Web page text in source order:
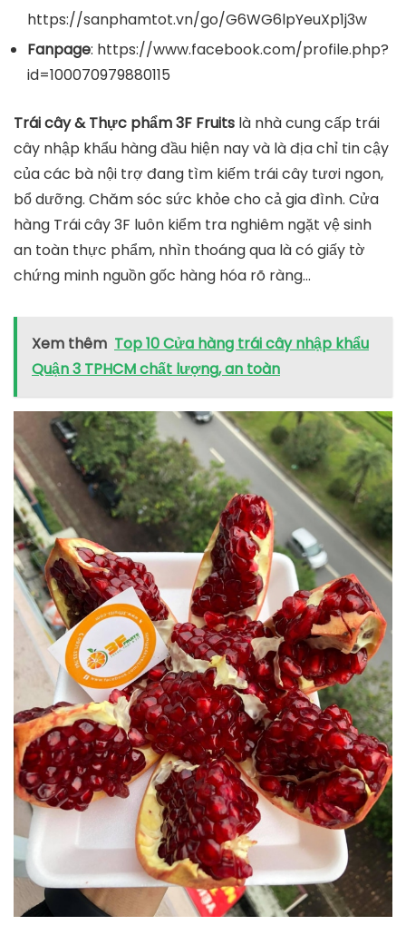
https://sanphamtot.vn/go/G6WG6lpYeuXp1j3w
Fanpage: https://www.facebook.com/profile.php?
id=100070979880115
Trái cây & Thực phẩm 3F Fruits là nhà cung cấp trái
cây nhập khẩu hàng đầu hiện nay và là địa chỉ tin cậy
của các bà nội trợ đang tìm kiếm trái cây tươi ngon,
bổ dưỡng. Chăm sóc sức khỏe cho cả gia đình. Cửa
hàng Trái cây 3F luôn kiểm tra nghiêm ngặt vệ sinh
an toàn thực phẩm, nhìn thoáng qua là có giấy tờ
chứng minh nguồn gốc hàng hóa rõ ràng…
Xem thêm Top 10 Cửa hàng trái cây nhập khẩu
Quận 3 TPHCM chất lượng, an toàn